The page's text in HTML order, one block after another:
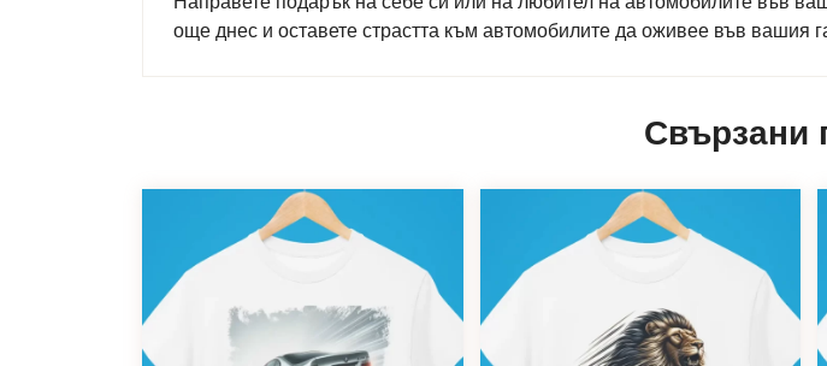
още днес и оставете страстта към автомобилите да оживее във вашия
Свързани